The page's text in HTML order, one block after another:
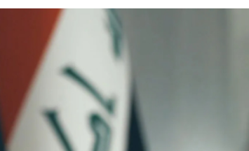
منبر